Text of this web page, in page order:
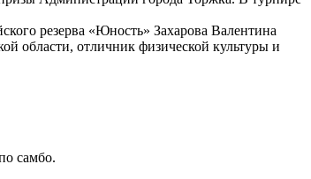
резерва «Юность» Захарова Валентина
области, отличник физической культуры и
самбо.